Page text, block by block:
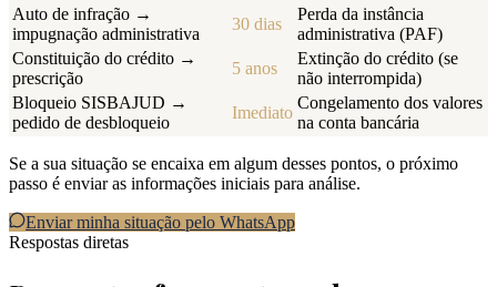
Auto de infração →
impugnação administrativa
30 dias
Perda da instância
administrativa (PAF)
Constituição do crédito →
prescrição
5 anos
Extinção do crédito (se
não interrompida)
Bloqueio SISBAJUD →
pedido de desbloqueio
Imediato
Congelamento dos valores
na conta bancária
Se a sua situação se encaixa em algum desses pontos, o próximo
passo é enviar as informações iniciais para análise.
Enviar minha situação pelo WhatsApp
Respostas diretas